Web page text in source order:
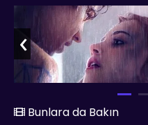
Ancak, Hardin'in geçmişi ve
"After We Collided", genç
büyüme konularında
Tessa'nın kendini bulma
ilişkisinin karmaşıklıklarını
eden duygusal ve dramatik
yönetmenliği, karakterlerin
yoğunluğunu vurgular.
‹
Bunlara da Bakın